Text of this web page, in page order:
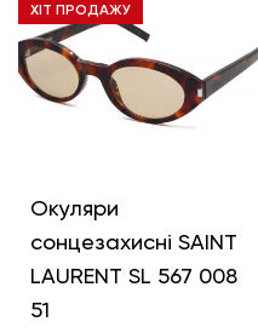
ХІТ ПРОДАЖУ
Окуляри
сонцезахисні SAINT
LAURENT SL 567 008
51